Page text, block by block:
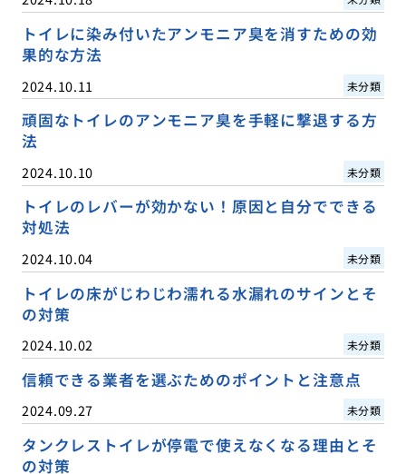
トイレに染み付いたアンモニア臭を消すための効
果的な方法
2024.10.11 未分類
頑固なトイレのアンモニア臭を手軽に撃退する方
法
2024.10.10 未分類
トイレのレバーが効かない！原因と自分でできる
対処法
2024.10.04 未分類
トイレの床がじわじわ濡れる水漏れのサインとそ
の対策
2024.10.02 未分類
信頼できる業者を選ぶためのポイントと注意点
2024.09.27 未分類
タンクレストイレが停電で使えなくなる理由とそ
の対策